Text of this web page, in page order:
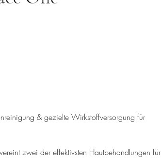
& gezielte Wirkstoffversorgung für
zwei der effektivsten Hautbehandlungen für